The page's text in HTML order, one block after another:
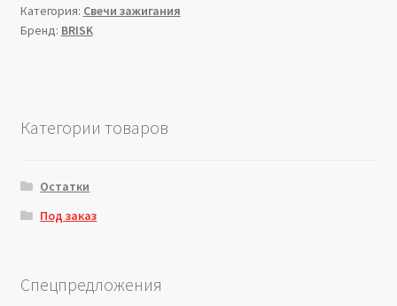
Категория: Свечи зажигания
Бренд: BRISK
Категории товаров
Остатки
Под заказ
Спецпредложения